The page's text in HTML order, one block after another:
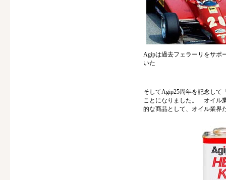
Agipは過去フェラーリをサポ
いた
そしてAgip25周年を記念して
ことになりました。 オイル
的な商品として、オイル業界